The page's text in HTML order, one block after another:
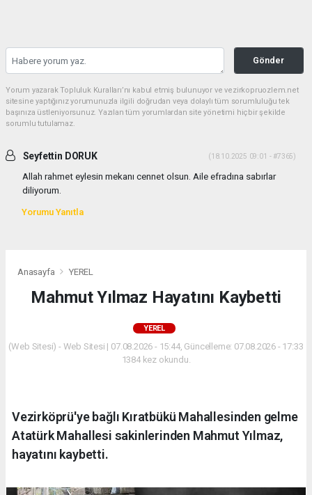
Gönder
Yorum yazarak Topluluk Kuralları’nı kabul etmiş bulunuyor ve vezirkopruozlem.net
sitesine yaptığınız yorumunuzla ilgili doğrudan veya dolaylı tüm sorumluluğu tek
başınıza üstleniyorsunuz. Yazılan tüm yorumlardan site yönetimi hiçbir şekilde
sorumlu tutulamaz.
Seyfettin DORUK (18.10.2025 09:01 - #7365)
Allah rahmet eylesin mekanı cennet olsun. Aile efradına sabırlar
diliyorum.
Yorumu Yanıtla
Anasayfa YEREL
Mahmut Yılmaz Hayatını Kaybetti
YEREL
(Web Sitesi) - Web Sitesi | 07.08.2026 - 15:44, Güncelleme: 07.08.2026 - 17:33
1384 kez okundu.
Vezirköprü'ye bağlı Kıratbükü Mahallesinden gelme
Atatürk Mahallesi sakinlerinden Mahmut Yılmaz,
hayatını kaybetti.